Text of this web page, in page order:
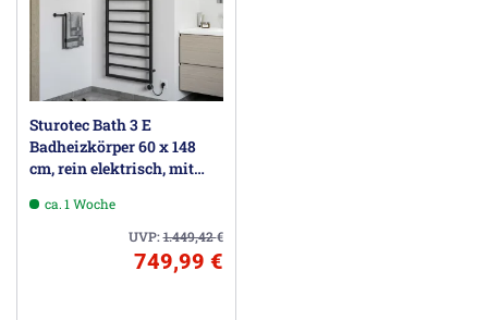
Sturotec Bath 3 E
Badheizkörper 60 x 148
cm, rein elektrisch, mit
ca. 1 Woche
UVP:1.449,42€
749,99 €